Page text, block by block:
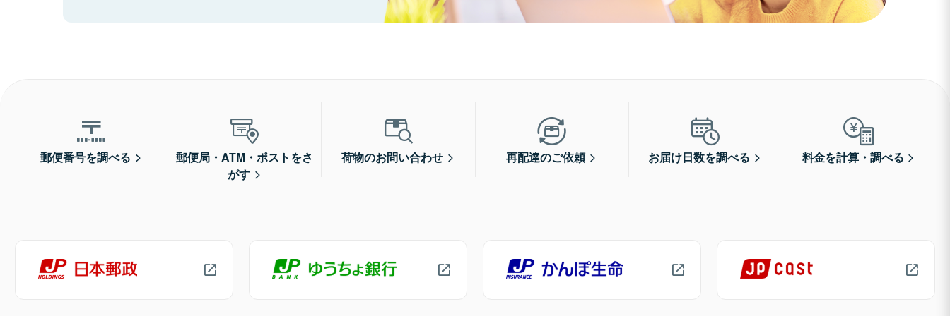
郵便番号を調べる
郵便局・ATM・ポストをさ
がす
荷物のお問い合わせ 再配達のご依頼 お届け日数を調べる 料金を計算・調べる